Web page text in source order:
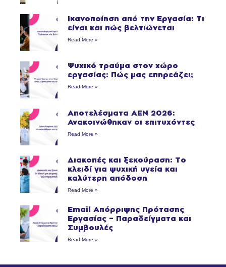
Ικανοποίηση από την Εργασία: Τι
είναι και πώς βελτιώνεται
Read More »
Ψυχικό τραύμα στον χώρο
εργασίας: Πώς μας επηρεάζει;
Read More »
Αποτελέσματα ΑΕΝ 2026:
Ανακοινώθηκαν οι επιτυχόντες
Read More »
Διακοπές και ξεκούραση: Το
κλειδί για ψυχική υγεία και
καλύτερη απόδοση
Read More »
Email Απόρριψης Πρότασης
Εργασίας – Παραδείγματα και
Συμβουλές
Read More »